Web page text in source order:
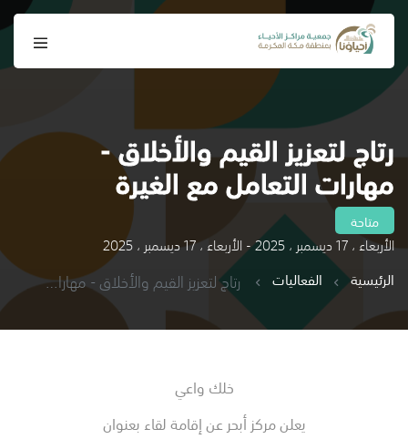
رتاج لتعزيز القيم والأخلاق -
مهارات التعامل مع الغيرة
متاحة
الأربعاء ، 17 ديسمبر ، 2025 - الأربعاء ، 17 ديسمبر ، 2025
الرئيسية
الفعاليات رتاج لتعزيز القيم والأخلاق - مهارات التعامل مع الغيرة
خلك واعي
يعلن مركز أبحر عن إقامة لقاء بعنوان